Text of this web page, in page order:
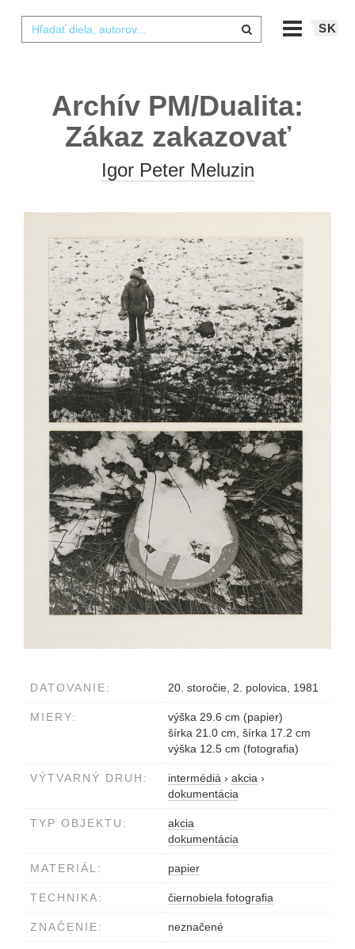
SK
Archív PM/Dualita:
Zákaz zakazovať
Igor Peter Meluzin
DATOVANIE: 20. storočie, 2. polovica, 1981
MIERY:
výška 29.6 cm (papier)
šírka 21.0 cm, šírka 17.2 cm
výška 12.5 cm (fotografia)
VÝTVARNÝ DRUH: intermédiá › akcia ›
dokumentácia
TYP OBJEKTU:
akcia
dokumentácia
MATERIÁL: papier
TECHNIKA: čiernobiela fotografia
ZNAČENIE: neznačené